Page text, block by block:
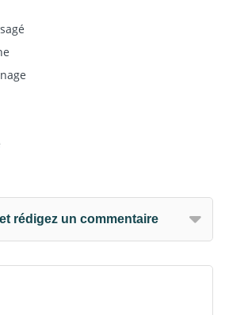
rédigez un commentaire